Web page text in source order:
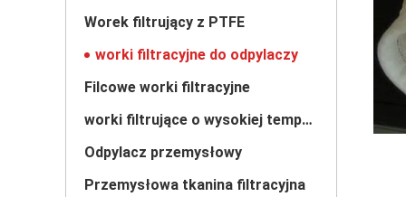
Worek filtrujący z PTFE
worki filtracyjne do odpylaczy
Filcowe worki filtracyjne
worki filtrujące o wysokiej temperaturze
Odpylacz przemysłowy
Przemysłowa tkanina filtracyjna